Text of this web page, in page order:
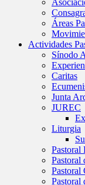
Áreas
Actividades
Sínodo
Caritas
Junta
JUREC
Liturgia
Pastoral
Pastoral
Pastoral
Pastoral